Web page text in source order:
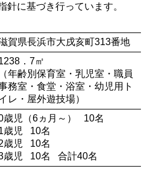
針に基づき行っています。
賀県長浜市大戌亥町313番地
．7㎡
（年齢別保育室・乳児室・職員
務室・食堂・浴室・幼児用ト
レ・屋外遊技場）
歳児（6ヵ月～） 10名
歳児 10名
歳児 10名
歳児 10名 合計40名